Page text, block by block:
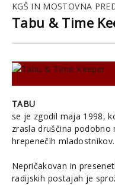
KGŠ IN MOSTOVNA
Tabu & Time
TABU
se je zgodil maja 1998,
zrasla druščina podobno
hrepenečih mladostnikov.
Nepričakovan in
radijskih postajah je